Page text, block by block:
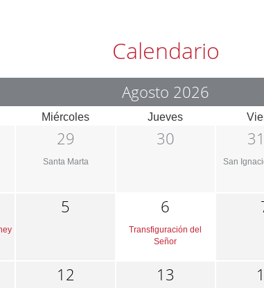
Calendario
Agosto 2026
Miércoles Jueves
29
Santa Marta
30 31
San
5 6
Transfiguración del
Señor
12 13